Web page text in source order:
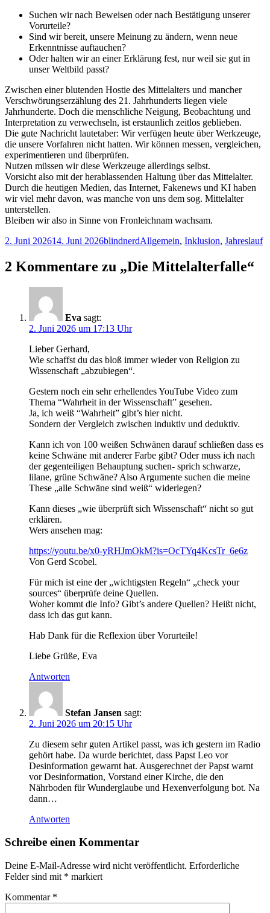
Suchen wir nach Beweisen oder nach Bestätigung unserer
Vorurteile?
Sind wir bereit, unsere Meinung zu ändern, wenn neue
Erkenntnisse auftauchen?
Oder halten wir an einer Erklärung fest, nur weil sie gut in
unser Weltbild passt?
Zwischen einer blutenden Hostie des Mittelalters und mancher
Verschwörungserzählung des 21. Jahrhunderts liegen viele
Jahrhunderte. Doch die menschliche Neigung, Beobachtung und
Interpretation zu verwechseln, ist erstaunlich zeitlos geblieben.
Die gute Nachricht lautetaber: Wir verfügen heute über Werkzeuge,
die unsere Vorfahren nicht hatten. Wir können messen, vergleichen,
experimentieren und überprüfen.
Nutzen müssen wir diese Werkzeuge allerdings selbst.
Vorsicht also mit der herablassenden Haltung über das Mittelalter.
Durch die heutigen Medien, das Internet, Fakenews und KI haben
wir viel mehr davon, was manche von uns dem sog. Mittelalter
unterstellen.
Bleiben wir also in Sinne von Fronleichnam wachsam.
Veröffentlicht
2. Juni 202614. Juni 2026Autor
blindnerdKategorien
Allgemein, Inklusion, Jahreslauf
2 Kommentare zu „Die Mittelalterfalle“
Eva sagt:
2. Juni 2026 um 17:13 Uhr
Lieber Gerhard,
Wie schaffst du das bloß immer wieder von Religion zu
Wissenschaft „abzubiegen“.
Gestern noch ein sehr erhellendes YouTube Video zum
Thema “Wahrheit in der Wissenschaft” gesehen.
Ja, ich weiß “Wahrheit” gibt’s hier nicht.
Sondern der Vergleich zwischen induktiv und deduktiv.
Kann ich von 100 weißen Schwänen darauf schließen dass es
keine Schwäne mit anderer Farbe gibt? Oder muss ich nach
der gegenteiligen Behauptung suchen- sprich schwarze,
lilane, grüne Schwäne? Also Argumente suchen die meine
These „alle Schwäne sind weiß“ widerlegen?
Kann dieses „wie überprüft sich Wissenschaft“ nicht so gut
erklären.
Wers ansehen mag:
https://youtu.be/x0-yRHJmOkM?is=OcTYq4KcsTr_6e6z
Von Gerd Scobel.
Für mich ist eine der „wichtigsten Regeln“ „check your
sources“ überprüfe deine Quellen.
Woher kommt die Info? Gibt’s andere Quellen? Heißt nicht,
dass ich das gut kann.
Hab Dank für die Reflexion über Vorurteile!
Liebe Grüße, Eva
Antworten
Stefan Jansen sagt:
2. Juni 2026 um 20:15 Uhr
Zu diesem sehr guten Artikel passt, was ich gestern im Radio
gehört habe. Da wurde berichtet, dass Papst Leo vor
Desinformation gewarnt hat. Ausgerechnet der Papst warnt
vor Desinformation, Vorstand einer Kirche, die den
Nährboden für Wunderglaube und Hexenverfolgung bot. Na
dann…
Antworten
Schreibe einen Kommentar
Deine E-Mail-Adresse wird nicht veröffentlicht. Erforderliche
Felder sind mit * markiert
Kommentar *